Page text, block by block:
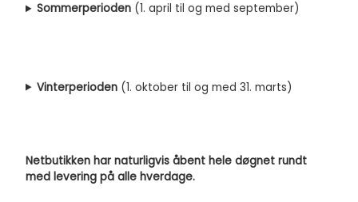
Sommerperioden (1. april til og med september)
Vinterperioden (1. oktober til og med 31. marts)
Netbutikken har naturligvis åbent hele døgnet rundt
med levering på alle hverdage.